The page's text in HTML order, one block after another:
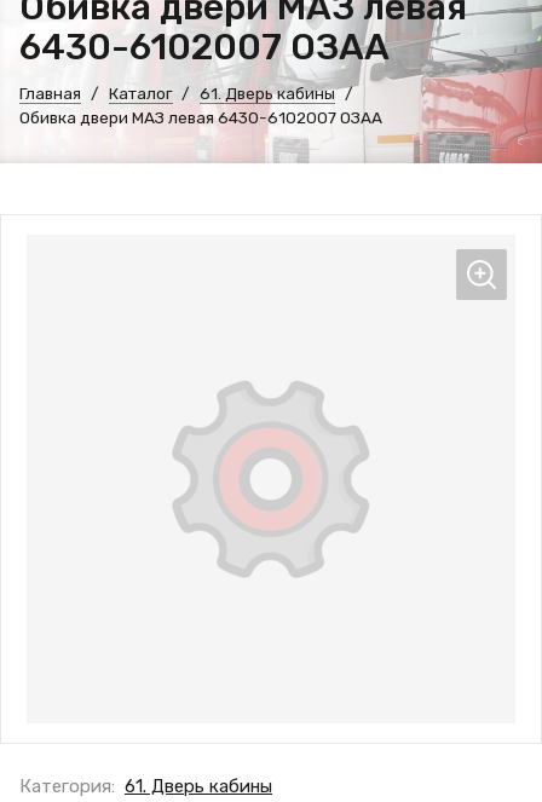
6430-6102007 ОЗАА
Главная Каталог
61. Дверь кабины
Обивка двери МАЗ левая 6430-6102007 ОЗАА
Категория: 61. Дверь кабины